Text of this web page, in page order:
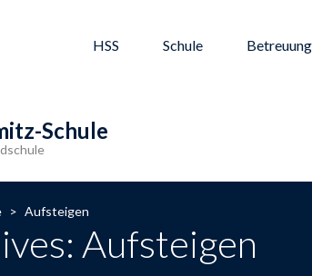
HSS Schule Betreuung
Schule
> Aufsteigen
Aufsteigen